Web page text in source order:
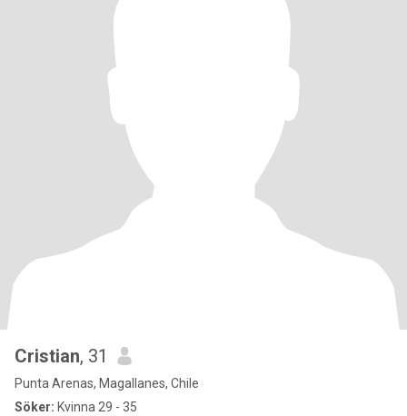
Cristian, 31
Punta Arenas, Magallanes, Chile
Söker: Kvinna 29 - 35